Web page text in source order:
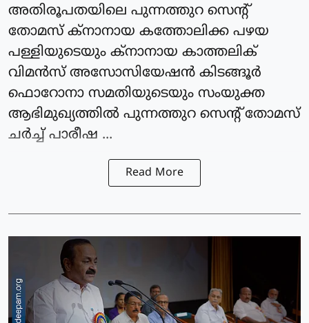
അതിരൂപതയിലെ പുന്നത്തുറ സെന്റ്
തോമസ് ക്‌നാനായ കത്തോലിക്ക പഴയ
പള്ളിയുടെയും ക്‌നാനായ കാത്തലിക്
വിമന്‍സ് അസോസിയേഷന്‍ കിടങ്ങൂര്‍
ഫൊറോനാ സമതിയുടെയും സംയുക്ത
ആഭിമുഖ്യത്തില്‍ പുന്നത്തുറ സെന്റ് തോമസ്
ചര്‍ച്ച് പാരീഷ ...
Read More